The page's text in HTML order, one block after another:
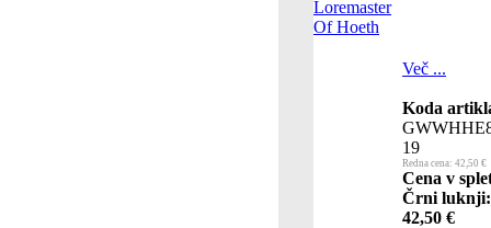
Več ...
Koda
19
Redna cena: 42,50 €
Cena v
Črni luknji:
42,50 €